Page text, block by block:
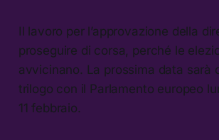
Il lavoro per l’approvazione della
proseguire di corsa, perché le
avvicinano. La prossima data sarà
trilogo con il Parlamento europeo
11 febbraio.